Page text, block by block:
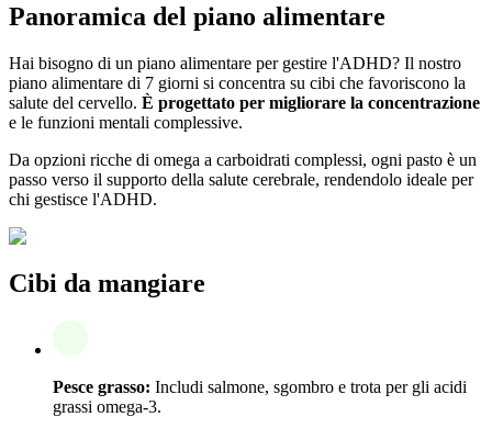
Panoramica del piano alimentare
Hai bisogno di un piano alimentare per gestire l'ADHD? Il nostro
piano alimentare di 7 giorni si concentra su cibi che favoriscono la
salute del cervello. È progettato per migliorare la concentrazione
e le funzioni mentali complessive.
Da opzioni ricche di omega a carboidrati complessi, ogni pasto è un
passo verso il supporto della salute cerebrale, rendendolo ideale per
chi gestisce l'ADHD.
Cibi da mangiare
Pesce grasso: Includi salmone, sgombro e trota per gli acidi
grassi omega-3.